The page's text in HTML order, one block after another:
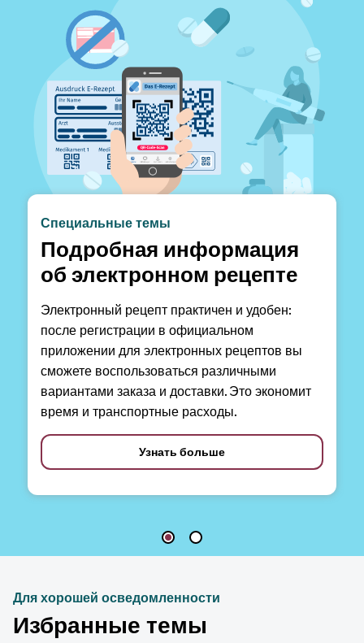
Специальные темы
Подробная информация
об электронном рецепте
Электронный рецепт практичен и удобен:
после регистрации в официальном
приложении для электронных рецептов вы
сможете воспользоваться различными
вариантами заказа и доставки. Это экономит
время и транспортные расходы.
Узнать больше
Для хорошей осведомленности
Избранные темы